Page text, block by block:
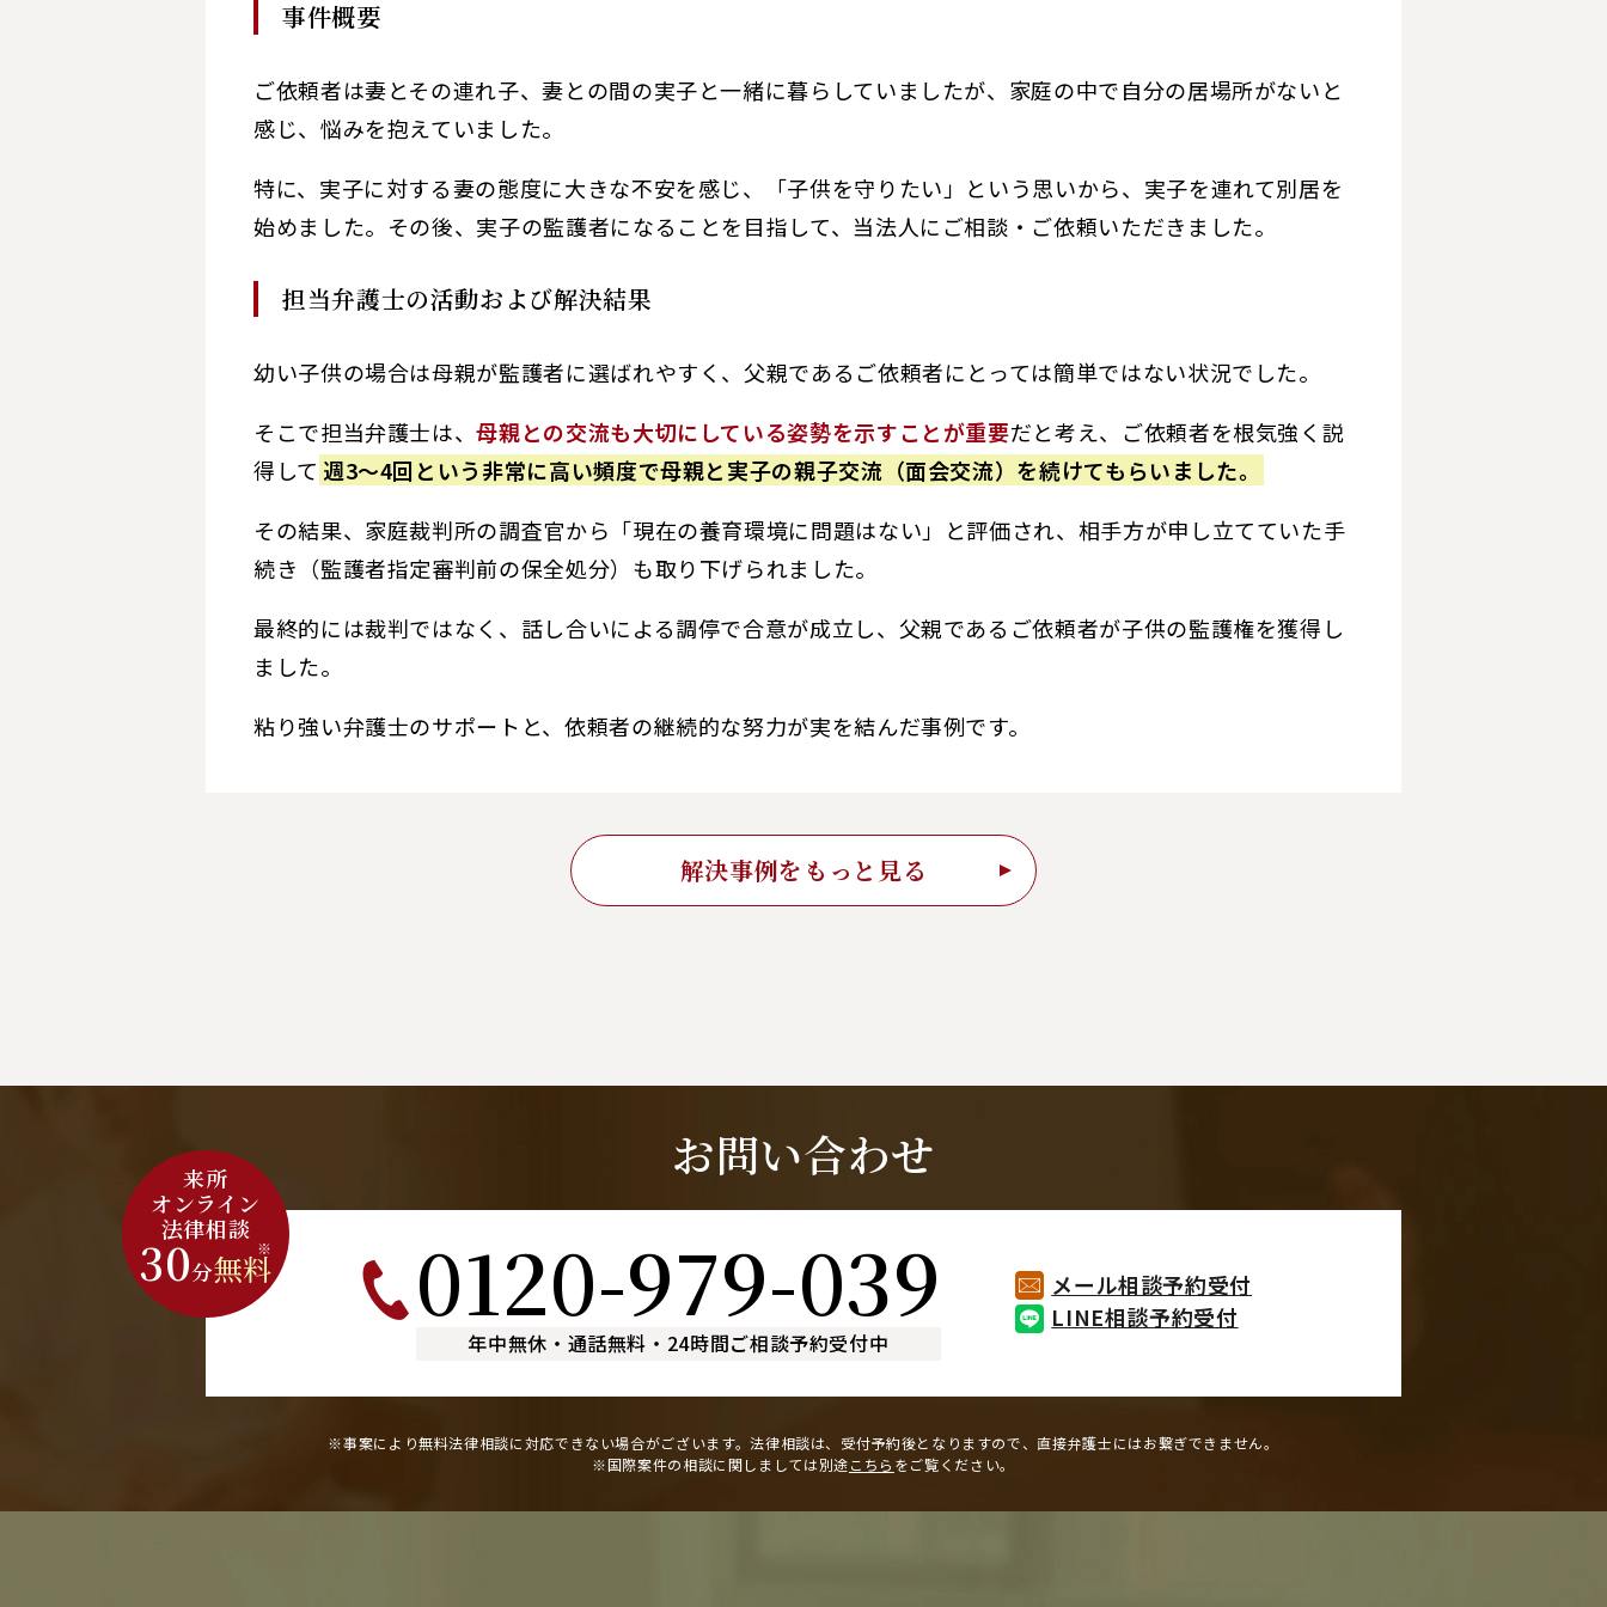
事件概要
ご依頼者は妻とその連れ子、妻との間の実子と一緒に暮らしていましたが、家庭の中で自分の居場所がないと
感じ、悩みを抱えていました。
特に、実子に対する妻の態度に大きな不安を感じ、「子供を守りたい」という思いから、実子を連れて別居を
始めました。その後、実子の監護者になることを目指して、当法人にご相談・ご依頼いただきました。
担当弁護士の活動および解決結果
幼い子供の場合は母親が監護者に選ばれやすく、父親であるご依頼者にとっては簡単ではない状況でした。
そこで担当弁護士は、母親との交流も大切にしている姿勢を示すことが重要だと考え、ご依頼者を根気強く説
得して 週3～4回という非常に高い頻度で母親と実子の親子交流（面会交流）を続けてもらいました。
その結果、家庭裁判所の調査官から「現在の養育環境に問題はない」と評価され、相手方が申し立てていた手
続き（監護者指定審判前の保全処分）も取り下げられました。
最終的には裁判ではなく、話し合いによる調停で合意が成立し、父親であるご依頼者が子供の監護権を獲得し
ました。
粘り強い弁護士のサポートと、依頼者の継続的な努力が実を結んだ事例です。
解決事例をもっと見る
お問い合わせ
来所
オンライン
法律相談
30分無料
※ 0120-979-039
年中無休 ・ 通話無料 ・ 24時間ご相談予約受付中
メール相談予約受付
LINE相談予約受付
※事案により無料法律相談に対応できない場合がございます。法律相談は、受付予約後となりますので、 直接弁護士にはお繋ぎできません。
※国際案件の相談に関しましては別途こちら をご覧ください。